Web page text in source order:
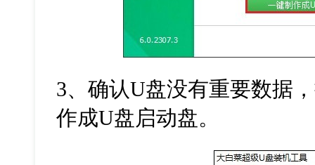
3、确认U盘没有重要数据
作成U盘启动盘。